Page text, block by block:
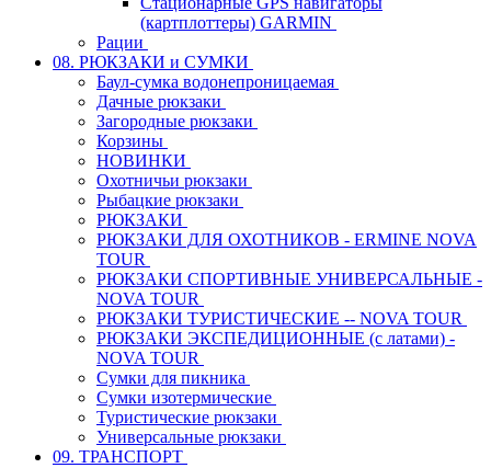
(картплоттеры) GARMIN
Рации
08. РЮКЗАКИ и СУМКИ
Баул-сумка водонепроницаемая
Дачные рюкзаки
Загородные рюкзаки
Корзины
НОВИНКИ
Охотничьи рюкзаки
Рыбацкие рюкзаки
РЮКЗАКИ
РЮКЗАКИ ДЛЯ ОХОТНИКОВ - ERMINE NOVA
TOUR
РЮКЗАКИ СПОРТИВНЫЕ УНИВЕРСАЛЬНЫЕ -
NOVA TOUR
РЮКЗАКИ ТУРИСТИЧЕСКИЕ -- NOVA TOUR
РЮКЗАКИ ЭКСПЕДИЦИОННЫЕ (с латами) -
NOVA TOUR
Сумки для пикника
Сумки изотермические
Туристические рюкзаки
Универсальные рюкзаки
09. ТРАНСПОРТ